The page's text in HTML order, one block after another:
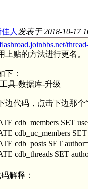
人 发表于 2018-10-17
上贴的方法进行更名。
下：
具-数据库-升级
边代码，点击下边那个
cdb_members SET
cdb_uc_members
cdb_posts SET
cdb_threads SET
解释：